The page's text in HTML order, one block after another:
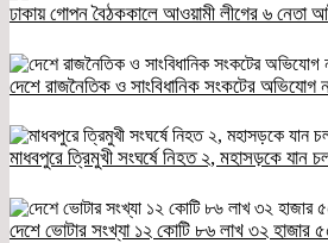
ঢাকায় গোপন বৈঠককালে আওয়ামী লীগের ৬ নেতা
দেশে রাজনৈতিক ও সাংবিধানিক সংকটের অভিযোগ
মাধবপুরে ত্রিমুখী সংঘর্ষে নিহত ২, মহাসড়কে যান
দেশে ভোটার সংখ্যা ১২ কোটি ৮৬ লাখ ৩২ হাজার